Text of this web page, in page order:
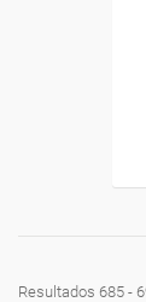
Resultados 685 -